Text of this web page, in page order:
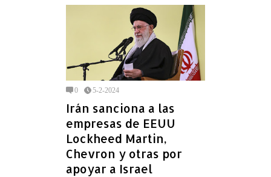
0 5-2-2024
Irán sanciona a las
empresas de EEUU
Lockheed Martin,
Chevron y otras por
apoyar a Israel